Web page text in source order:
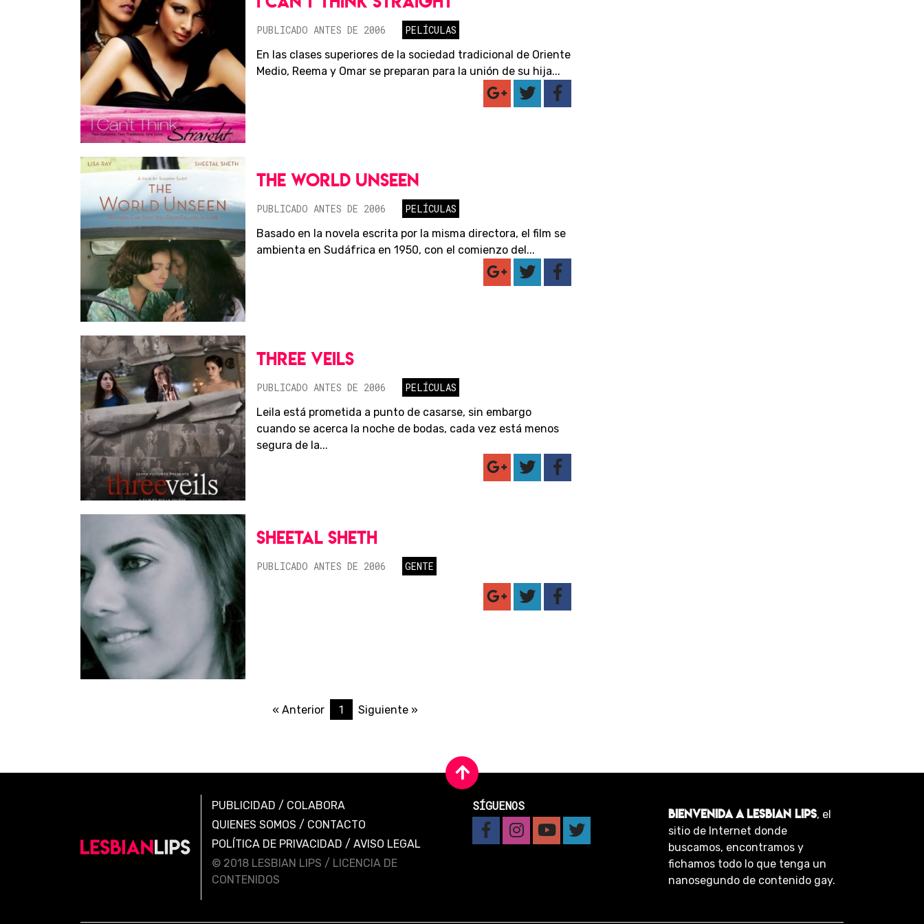
PUBLICADO ANTES DE 2006
PELÍCULAS
En las clases superiores de la sociedad tradicional de Oriente
Medio, Reema y Omar se preparan para la unión de su hija...
THE WORLD UNSEEN
PUBLICADO ANTES DE 2006
PELÍCULAS
Basado en la novela escrita por la misma directora, el film se
ambienta en Sudáfrica en 1950, con el comienzo del...
THREE VEILS
PUBLICADO ANTES DE 2006
PELÍCULAS
Leila está prometida a punto de casarse, sin embargo
cuando se acerca la noche de bodas, cada vez está menos
segura de la...
SHEETAL SHETH
PUBLICADO ANTES DE 2006 GENTE
« Anterior 1 Siguiente »
PUBLICIDAD / COLABORA
QUIENES SOMOS / CONTACTO
POLÍTICA DE PRIVACIDAD / AVISO LEGAL
© 2018 LESBIAN LIPS / LICENCIA DE
CONTENIDOS
SÍGUENOS
BIENVENIDA A LESBIAN LIPS, el
sitio de Internet donde
buscamos, encontramos y
fichamos todo lo que tenga un
nanosegundo de contenido gay.